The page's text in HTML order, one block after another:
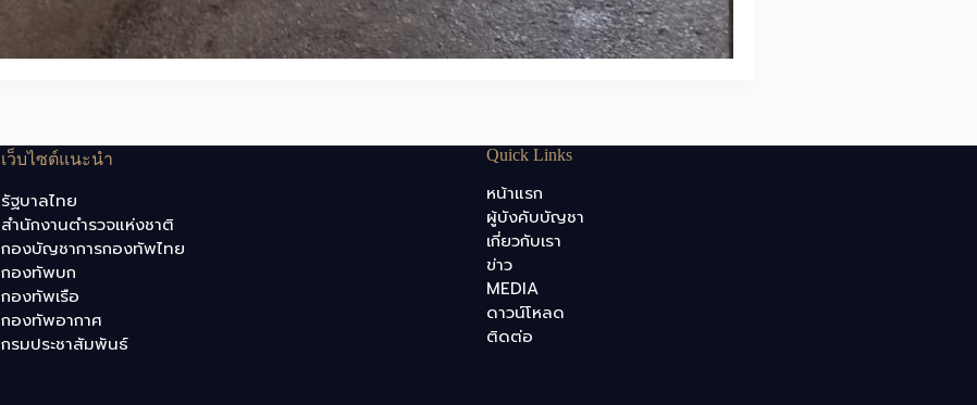
เว็บไซต์แนะนำ
รัฐบาลไทย
สำนักงานตำรวจแห่งชาติ
กองบัญชาการกองทัพไทย
กองทัพบก
กองทัพเรือ
กองทัพอากาศ
กรมประชาสัมพันธ์
Quick Links
หน้าแรก
ผู้บังคับบัญชา
เกี่ยวกับเรา
ข่าว
MEDIA
ดาวน์โหลด
ติดต่อ